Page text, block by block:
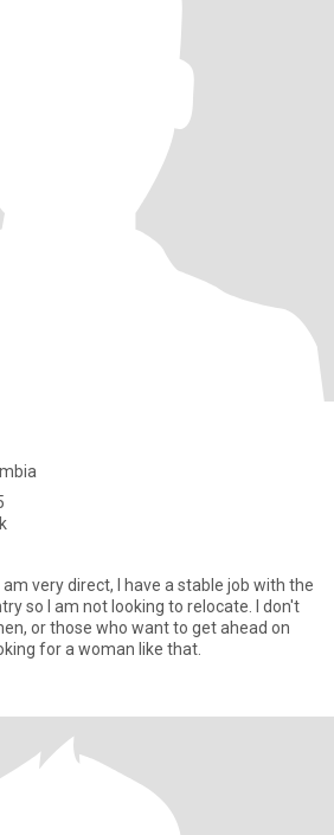
am very direct, I have a stable job with the
so I am not looking to relocate. I don't
or those who want to get ahead on
for a woman like that.